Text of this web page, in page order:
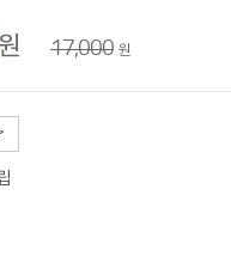
17,000 원